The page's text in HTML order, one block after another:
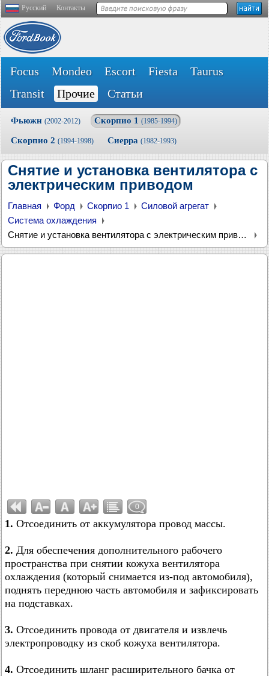
Русский Контакты
Focus Mondeo Escort Fiesta
Taurus
Transit
Прочие Статьи
Фьюжн (2002-2012) Скорпио 1 (1985-1994)
Скорпио 2 (1994-1998) Сиерра (1982-1993)
Снятие и установка вентилятора с
электрическим приводом
Главная Форд Скорпио 1
Силовой агрегат
Система охлаждения
Снятие и установка вентилятора с электрическим приводом
0
1. Отсоединить от аккумулятора провод массы.
2. Для обеспечения дополнительного рабочего
пространства при снятии кожуха вентилятора
охлаждения (который снимается из-под автомобиля),
поднять переднюю часть автомобиля и зафиксировать
на подставках.
3. Отсоединить провода от двигателя и извлечь
электропроводку из скоб кожуха вентилятора.
4. Отсоединить шланг расширительного бачка от